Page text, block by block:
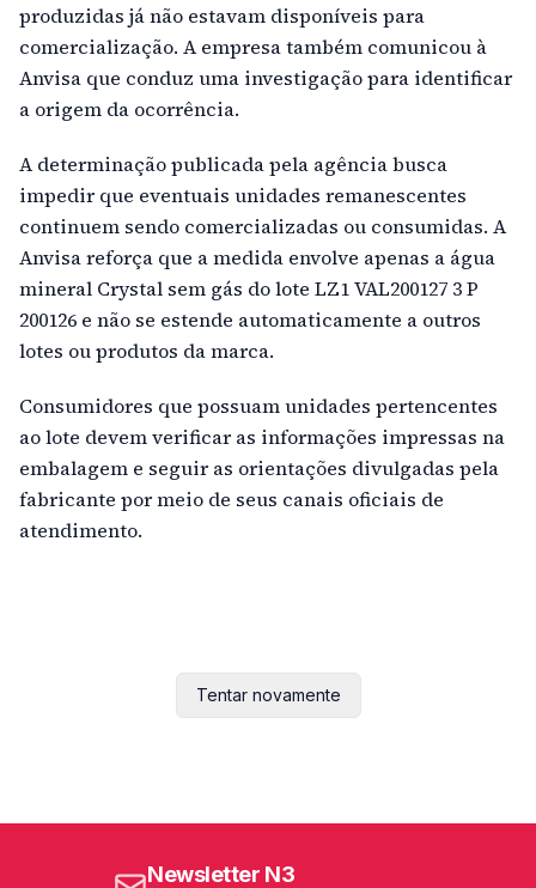
produzidas já não estavam disponíveis para
comercialização. A empresa também comunicou à
Anvisa que conduz uma investigação para identificar
a origem da ocorrência.
A determinação publicada pela agência busca
impedir que eventuais unidades remanescentes
continuem sendo comercializadas ou consumidas. A
Anvisa reforça que a medida envolve apenas a água
mineral Crystal sem gás do lote LZ1 VAL200127 3 P
200126 e não se estende automaticamente a outros
lotes ou produtos da marca.
Consumidores que possuam unidades pertencentes
ao lote devem verificar as informações impressas na
embalagem e seguir as orientações divulgadas pela
fabricante por meio de seus canais oficiais de
atendimento.
Tentar novamente
Newsletter N3